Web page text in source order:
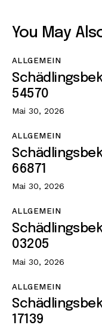
You May
ALLGEMEIN
54570
Mai 30, 2026
ALLGEMEIN
66871
Mai 30, 2026
ALLGEMEIN
03205
Mai 30, 2026
ALLGEMEIN
17139